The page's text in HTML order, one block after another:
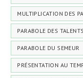
MULTIPLICATION DES
PARABOLE DES TALENTS
PARABOLE DU SEMEUR
PRÉSENTATION AU